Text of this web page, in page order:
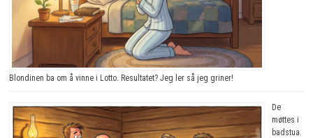
Blondinen ba om å vinne i Lotto. Resultatet? Jeg ler så jeg griner!
De
møttes i
badstua.